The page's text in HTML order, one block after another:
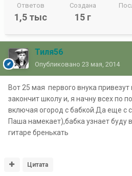
Ответов
1,5 тыс
Создана
15 г
Тиля56
Опубликовано 23 мая, 2014
Вот 25 мая первого внука
закончит школу и, я начну всех по
включая огород с бабкой.Да еще с
Паша намекает),бабка узнает буду
гитаре бренькать
Цитата